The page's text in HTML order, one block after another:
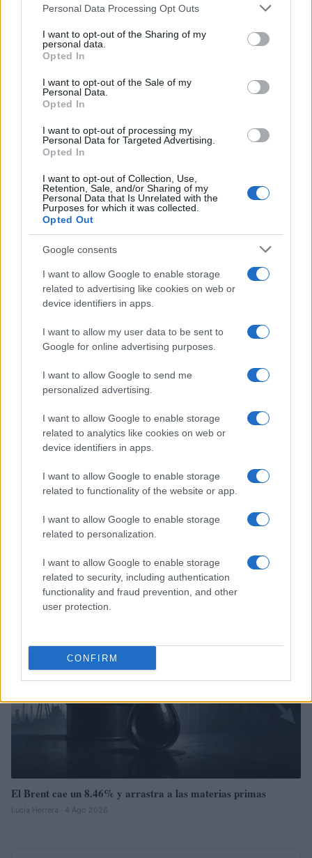
Please note that this website/app uses one or more Google
not limited to your visit or usage behaviour. You may click to
grant or deny consent to Google and its third-party tags to
use your data for below specified purposes in below Google
consent section.
Personal Data Processing Opt Outs
I want to opt-out of the Sharing of my
personal data.
Opted In
I want to opt-out of the Sale of my
Personal Data.
Opted In
I want to opt-out of processing my
Personal Data for Targeted Advertising.
Opted In
I want to opt-out of Collection, Use,
Retention, Sale, and/or Sharing of my
Personal Data that Is Unrelated with the
Purposes for which it was collected.
Opted Out
Google consents
I want to allow Google to enable storage
related to advertising like cookies on web or
device identifiers in apps.
I want to allow my user data to be sent to
Google for online advertising purposes.
I want to allow Google to send me
personalized advertising.
I want to allow Google to enable storage
related to analytics like cookies on web or
device identifiers in apps.
I want to allow Google to enable storage
related to functionality of the website or app.
I want to allow Google to enable storage
related to personalization.
I want to allow Google to enable storage
related to security, including authentication
functionality and fraud prevention, and other
user protection.
CONFIRM
Sigue leyendo
NEWS
Brent cae un 8.3% y arrastra a las materias primas en agosto
NEWS
El petróleo Brent cae un 8.46% y arrastra a las materias
Lucía Herrera · 5 Ago 2026
El Brent cae un 8.46% y arrastra a las materias primas
Lucía Herrera · 4 Ago 2026